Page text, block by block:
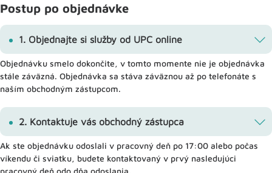
Postup po objednávke
1. Objednajte si služby od UPC online
Objednávku smelo dokončite, v tomto momente nie je objednávka
stále záväzná. Objednávka sa stáva záväznou až po telefonáte s
naším obchodným zástupcom.
2. Kontaktuje vás obchodný zástupca
Ak ste objednávku odoslali v pracovný deň po 17:00 alebo počas
víkendu či sviatku, budete kontaktovaný v prvý nasledujúci